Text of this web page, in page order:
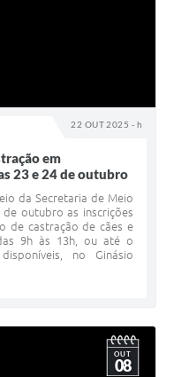
22 OUT 2025 - h
em
23 e 24 de outubro
da Secretaria de Meio
outubro as inscrições
de castração de cães e
9h às 13h, ou até o
no Ginásio
OUT
08